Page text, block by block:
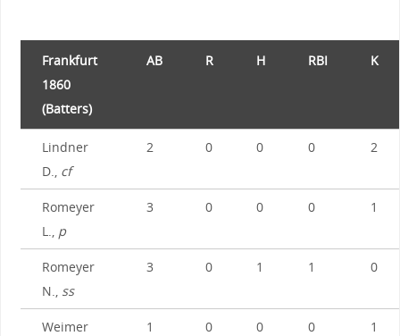
Frankfurt
1860
(Batters)
AB R H RBI K
Lindner
D., cf
2 0 0 0 2
Romeyer
L., p
3 0 0 0 1
Romeyer
N., ss
3 0 1 1 0
Weimer
1 0 0 0 1